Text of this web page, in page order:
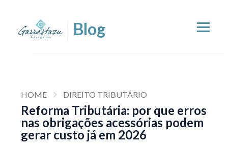
HOME DIREITO TRIBUTÁRIO
Reforma Tributária: por que erros
nas obrigações acessórias podem
gerar custo já em 2026